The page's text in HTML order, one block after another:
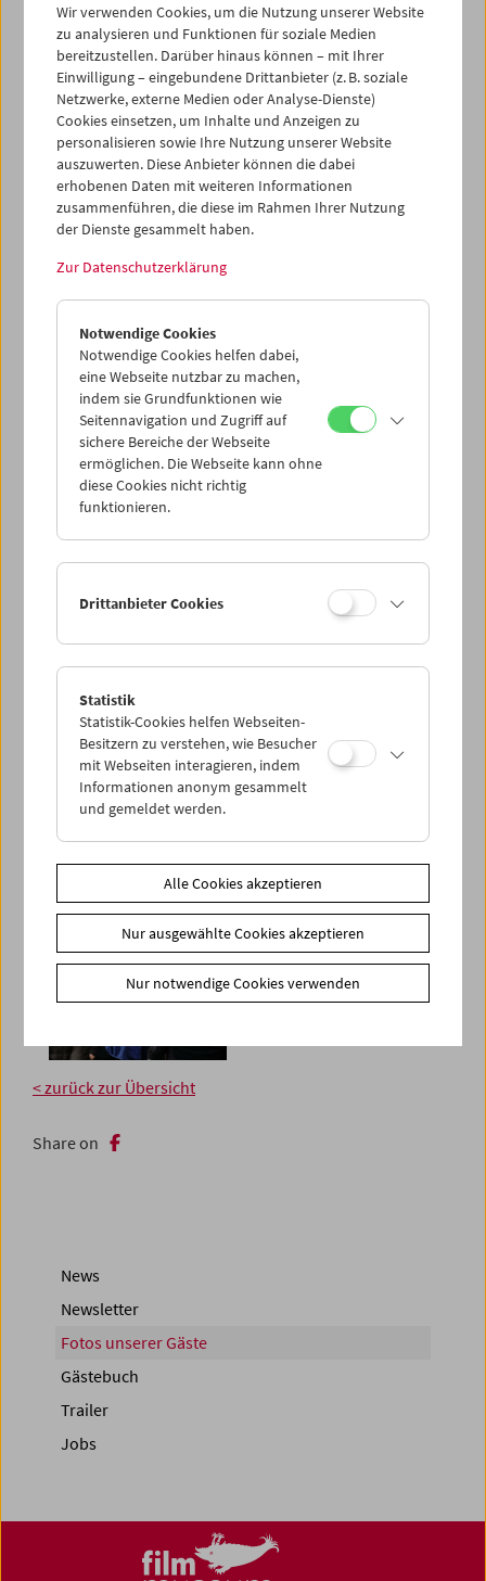
< zurück zur Übersicht
Share on
News
Newsletter
Fotos unserer Gäste
Gästebuch
Trailer
Jobs
Wir verwenden Cookies, um die Nutzung unserer Website
zu analysieren und Funktionen für soziale Medien
bereitzustellen. Darüber hinaus können – mit Ihrer
Einwilligung – eingebundene Drittanbieter (z. B. soziale
Netzwerke, externe Medien oder Analyse-Dienste)
Cookies einsetzen, um Inhalte und Anzeigen zu
personalisieren sowie Ihre Nutzung unserer Website
auszuwerten. Diese Anbieter können die dabei
erhobenen Daten mit weiteren Informationen
zusammenführen, die diese im Rahmen Ihrer Nutzung
der Dienste gesammelt haben.
Zur Datenschutzerklärung
Notwendige Cookies
Notwendige Cookies helfen dabei,
eine Webseite nutzbar zu machen,
indem sie Grundfunktionen wie
Seitennavigation und Zugriff auf
sichere Bereiche der Webseite
ermöglichen. Die Webseite kann ohne
diese Cookies nicht richtig
funktionieren.
Drittanbieter Cookies
Statistik
Statistik-Cookies helfen Webseiten-
Besitzern zu verstehen, wie Besucher
mit Webseiten interagieren, indem
Informationen anonym gesammelt
und gemeldet werden.
Alle Cookies akzeptieren
Nur ausgewählte Cookies akzeptieren
Nur notwendige Cookies verwenden